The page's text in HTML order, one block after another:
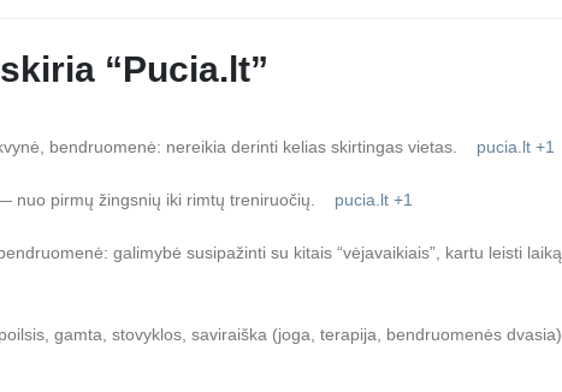
“Pucia.lt”
bendruomenė: nereikia derinti kelias skirtingas vietas. pucia.lt +1
nuo pirmų žingsnių iki rimtų treniruočių. pucia.lt +1
galimybė susipažinti su kitais “vėjavaikiais”, kartu leisti laiką,
gamta, stovyklos, saviraiška (joga, terapija, bendruomenės dvasia).